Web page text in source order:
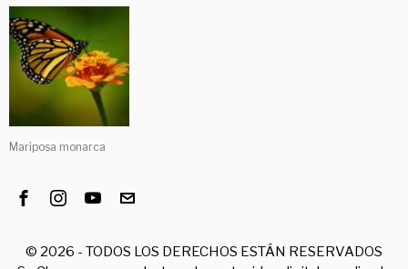
Mariposa monarca
© 2026 - TODOS LOS DERECHOS ESTÁN RESERVADOS